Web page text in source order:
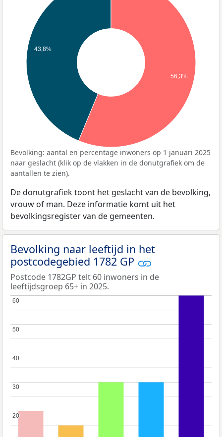
43,8%
56,3%
Bevolking: aantal en percentage inwoners op 1 januari 2025
naar geslacht (klik op de vlakken in de donutgrafiek om de
aantallen te zien).
De donutgrafiek toont het geslacht van de bevolking,
vrouw of man. Deze informatie komt uit het
bevolkingsregister van de gemeenten.
Bevolking naar leeftijd in het
postcodegebied 1782 GP
Postcode 1782GP telt 60 inwoners in de
leeftijdsgroep 65+ in 2025.
20
20
30
30
40
40
50
50
60
60